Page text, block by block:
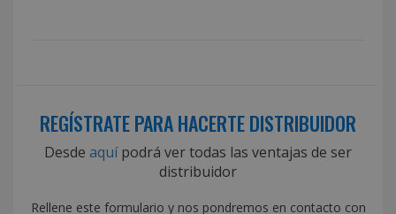
REGÍSTRATE PARA HACERTE DISTRIBUIDOR
Desde aquípodrá ver todas las ventajas de ser
distribuidor
Rellene este formulario y nos pondremos en contacto con